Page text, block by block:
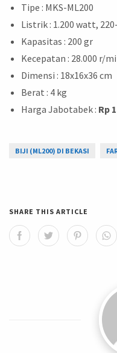
Tipe : MKS-ML200
Listrik : 1.200 watt,
Kapasitas : 200 gr
Kecepatan : 28.000 r/
Dimensi : 18x16x36 cm
Berat : 4 kg
Harga Jabotabek : Rp
BIJI (ML200) DI BEKASI
SHARE THIS ARTICLE